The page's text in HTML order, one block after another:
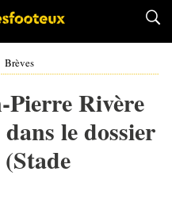
Brèves
Pierre Rivère
le dossier